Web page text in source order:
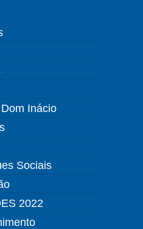
Inácio
Sociais
2022